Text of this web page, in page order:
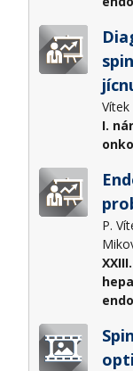
I.
P.